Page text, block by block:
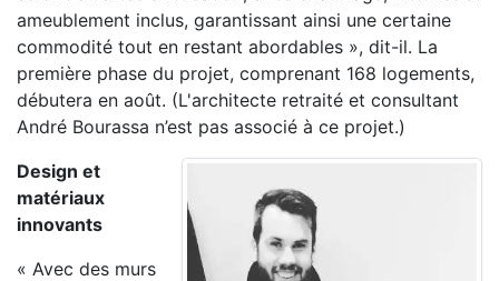
ameublement inclus, garantissant ainsi une certaine
commodité tout en restant abordables », dit-il. La
première phase du projet, comprenant 168 logements,
débutera en août. (L'architecte retraité et consultant
André Bourassa n’est pas associé à ce projet.)
Design et
matériaux
innovants
« Avec des murs